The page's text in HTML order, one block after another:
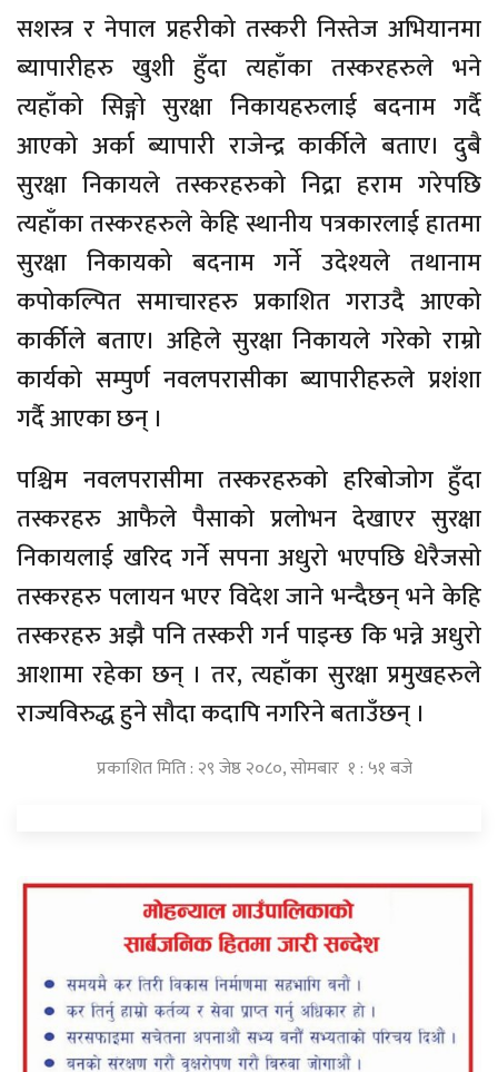
सशस्त्र र नेपाल प्रहरीको तस्करी निस्तेज अभियानमा
ब्यापारीहरु खुशी हुँदा त्यहाँका तस्करहरुले भने
त्यहाँको सिङ्गो सुरक्षा निकायहरुलाई बदनाम गर्दै
आएको अर्का ब्यापारी राजेन्द्र कार्कीले बताए। दुबै
सुरक्षा निकायले तस्करहरुको निद्रा हराम गरेपछि
त्यहाँका तस्करहरुले केहि स्थानीय पत्रकारलाई हातमा
सुरक्षा निकायको बदनाम गर्ने उदेश्यले तथानाम
कपोकल्पित समाचारहरु प्रकाशित गराउदै आएको
कार्कीले बताए। अहिले सुरक्षा निकायले गरेको राम्रो
कार्यको सम्पुर्ण नवलपरासीका ब्यापारीहरुले प्रशंशा
गर्दै आएका छन् ।
पश्चिम नवलपरासीमा तस्करहरुको हरिबोजोग हुँदा
तस्करहरु आफैले पैसाको प्रलोभन देखाएर सुरक्षा
निकायलाई खरिद गर्ने सपना अधुरो भएपछि धेरैजसो
तस्करहरु पलायन भएर विदेश जाने भन्दैछन् भने केहि
तस्करहरु अझै पनि तस्करी गर्न पाइन्छ कि भन्ने अधुरो
आशामा रहेका छन् । तर, त्यहाँका सुरक्षा प्रमुखहरुले
राज्यविरुद्ध हुने सौदा कदापि नगरिने बताउँछन् ।
प्रकाशित मिति : २९ जेष्ठ २०८०, सोमबार १ : ५१ बजे